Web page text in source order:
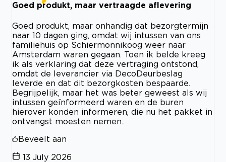
Goed produkt, maar vertraagde aflevering
Goed produkt, maar onhandig dat bezorgtermijn
naar 10 dagen ging, omdat wij intussen van ons
familiehuis op Schiermonnikoog weer naar
Amsterdam waren gegaan. Toen ik belde kreeg
ik als verklaring dat deze vertraging ontstond,
omdat de leverancier via DecoDeurbeslag
leverde en dat dit bezorgkosten bespaarde.
Begrijpelijk, maar het was beter geweest als wij
intussen geïnformeerd waren en de buren
hierover konden informeren, die nu het pakket in
ontvangst moesten nemen..
Beveelt aan
13 July 2026